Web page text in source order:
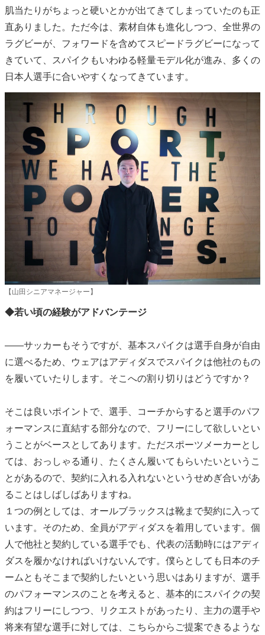
肌当たりがちょっと硬いとかが出てきてしまっていたのも正
直ありました。ただ今は、素材自体も進化しつつ、全世界の
ラグビーが、フォワードを含めてスピードラグビーになって
きていて、スパイクもいわゆる軽量モデル化が進み、多くの
日本人選手に合いやすくなってきています。
【山田シニアマネージャー】
◆若い頃の経験がアドバンテージ
――サッカーもそうですが、基本スパイクは選手自身が自由
に選べるため、ウェアはアディダスでスパイクは他社のもの
を履いていたりします。そこへの割り切りはどうですか？
そこは良いポイントで、選手、コーチからすると選手のパフ
ォーマンスに直結する部分なので、フリーにして欲しいとい
うことがベースとしてあります。ただスポーツメーカーとし
ては、おっしゃる通り、たくさん履いてもらいたいというこ
とがあるので、契約に入れる入れないというせめぎ合いがあ
ることはしばしばありますね。
１つの例としては、オールブラックスは靴まで契約に入って
います。そのため、全員がアディダスを着用しています。個
人で他社と契約している選手でも、代表の活動時にはアディ
ダスを履かなければいけないんです。僕らとしても日本のチ
ームともそこまで契約したいという思いはありますが、選手
のパフォーマンスのことを考えると、基本的にスパイクの契
約はフリーにしつつ、リクエストがあったり、主力の選手や
将来有望な選手に対しては、こちらからご提案できるような